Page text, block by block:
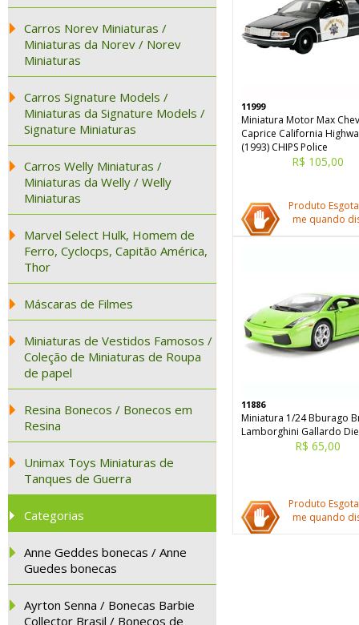
Carros Norev Miniaturas /
Miniaturas da Norev / Norev
Miniaturas
Carros Signature Models /
Miniaturas da Signature Models /
Signature Miniaturas
Carros Welly Miniaturas /
Miniaturas da Welly / Welly
Miniaturas
Marvel Select Hulk, Homem de
Ferro, Cyclocps, Capitão América,
Thor
Máscaras de Filmes
Miniaturas de Vestidos Famosos /
Coleção de Miniaturas de Roupa
de papel
Resina Bonecos / Bonecos em
Resina
Unimax Toys Miniaturas de
Tanques de Guerra
Categorias
Anne Geddes bonecas / Anne
Guedes bonecas
Ayrton Senna / Bonecas Barbie
Collector Brasil / Bonecos de
11999
Miniatura Motor Max
Caprice California
(1993) CHIPS Police
R$ 105,00
Produto
me quando
11886
Miniatura 1/24 Bburago
Lamborghini Gallardo
R$ 65,00
Produto
me quando